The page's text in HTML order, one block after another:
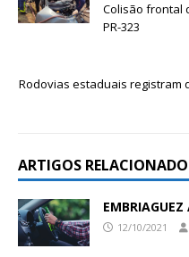
Colisão frontal
PR-323
Rodovias estaduais registram
ARTIGOS
12/10/2021